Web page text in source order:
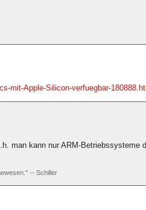
mit-Apple-Silicon-verfuegbar-
man kann nur ARM-Betriebssysteme
-- Schiller